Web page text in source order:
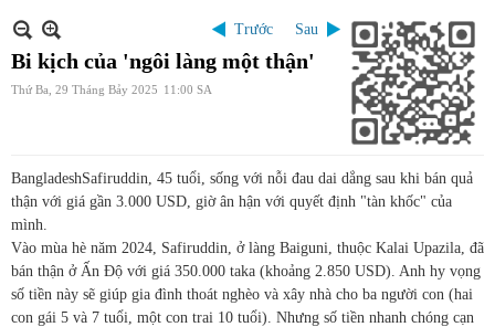
Trước Sau
Bi kịch của 'ngôi làng một thận'
Thứ Ba, 29 Tháng Bảy 2025 11:00 SA
BangladeshSafiruddin, 45 tuổi, sống với nỗi đau dai dẳng sau khi bán quả
thận với giá gần 3.000 USD, giờ ân hận với quyết định "tàn khốc" của
mình.
Vào mùa hè năm 2024, Safiruddin, ở làng Baiguni, thuộc Kalai Upazila, đã
bán thận ở Ấn Độ với giá 350.000 taka (khoảng 2.850 USD). Anh hy vọng
số tiền này sẽ giúp gia đình thoát nghèo và xây nhà cho ba người con (hai
con gái 5 và 7 tuổi, một con trai 10 tuổi). Nhưng số tiền nhanh chóng cạn